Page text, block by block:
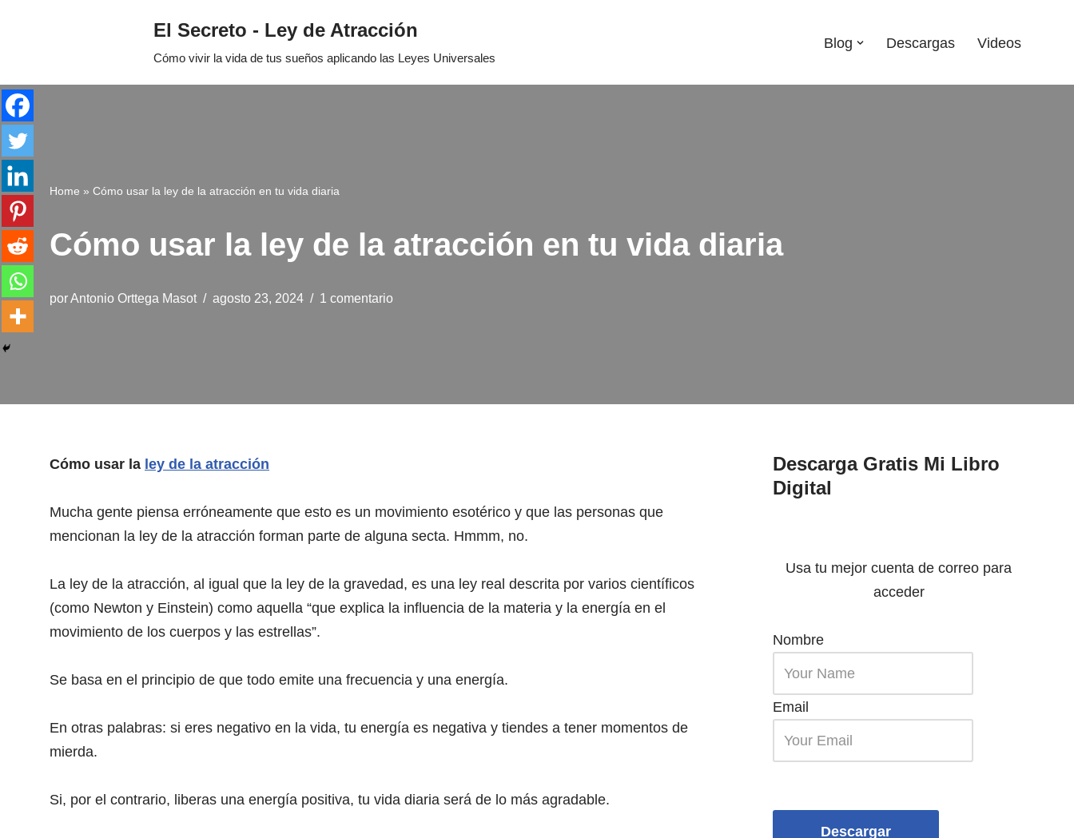
contenido
El Secreto - Ley de Atracción
Cómo vivir la vida de tus sueños aplicando las Leyes Universales
Blog Descargas Videos
Home » Cómo usar la ley de la atracción en tu vida diaria
Cómo usar la ley de la atracción en tu vida diaria
porAntonio Orttega Masot agosto 23, 2024 1 comentario
Cómo usar la ley de la atracción
Mucha gente piensa erróneamente que esto es un movimiento esotérico y que las personas que
mencionan la ley de la atracción forman parte de alguna secta. Hmmm, no.
La ley de la atracción, al igual que la ley de la gravedad, es una ley real descrita por varios científicos
(como Newton y Einstein) como aquella “que explica la influencia de la materia y la energía en el
movimiento de los cuerpos y las estrellas”.
Se basa en el principio de que todo emite una frecuencia y una energía.
En otras palabras: si eres negativo en la vida, tu energía es negativa y tiendes a tener momentos de
mierda.
Si, por el contrario, liberas una energía positiva, tu vida diaria será de lo más agradable.
Descarga Gratis Mi Libro
Digital
Usa tu mejor cuenta de correo para
acceder
Nombre
Email
Descargar